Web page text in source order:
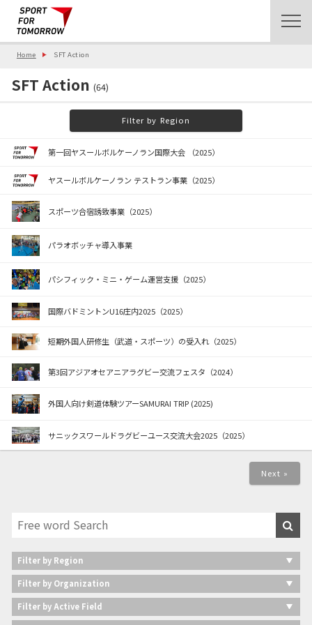
Home SFT Action
SFT Action (64)
Filter by Region
第一回ヤスールボルケーノラン国際大会 （2025）
ヤスールボルケーノラン テストラン事業（2025）
スポーツ合宿誘致事業（2025）
パラオボッチャ導入事業
パシフィック・ミニ・ゲーム運営支援（2025）
国際バドミントンU16庄内2025（2025）
短期外国人研修生（武道・スポーツ）の受入れ（2025）
第3回アジアオセアニアラグビー交流フェスタ（2024）
外国人向け剣道体験ツアーSAMURAI TRIP (2025)
サニックスワールドラグビーユース交流大会2025（2025）
Next »
Filter by Region
Filter by Organization
Filter by Active Field